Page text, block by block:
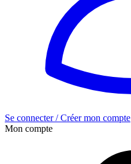
Se connecter / Créer mon compte
Mon compte